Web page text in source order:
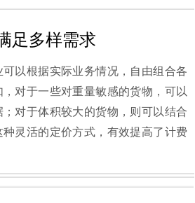
足多样需求
以根据实际业务情况，自由组合各
对于一些对重量敏感的货物，可以
对于体积较大的货物，则可以结合
灵活的定价方式，有效提高了计费